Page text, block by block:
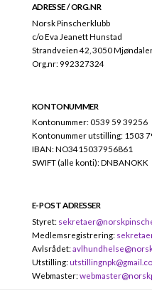
ADRESSE / ORG.NR
Norsk Pinscherklubb
c/o Eva Jeanett Hunstad
Strandveien 42, 3050
Org.nr: 992327324
KONTONUMMER
Kontonummer: 0539 59 39256
Kontonummer utstilling: 1503
IBAN: NO3415037956861
SWIFT (alle konti): DNBANOKK
E-POST ADRESSER
Styret:
Medlemsregistrering:
Avlsrådet:
Utstilling:
Webmaster: